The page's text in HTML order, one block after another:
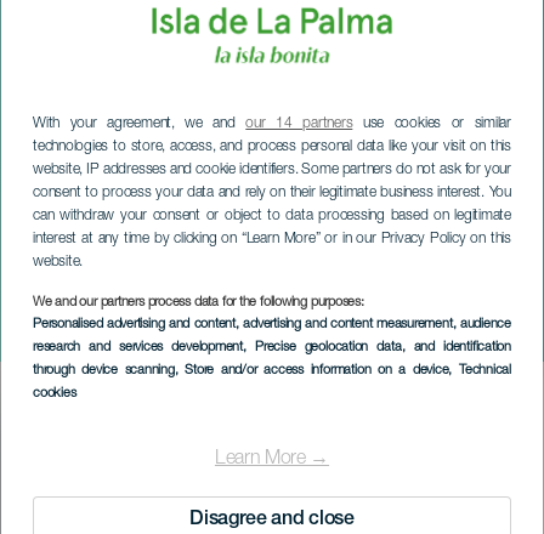
With your agreement, we andour 14 partnersuse cookies or similar
technologies to store, access, and process personal data like your visit on this
website, IP addresses and cookie identifiers. Some partners do not ask for your
consent to process your data and rely on their legitimate business interest. You
can withdraw your consent or object to data processing based on legitimate
interest at any time by clicking on “Learn More” or in our Privacy Policy on this
website.
We and our partners process data for the following purposes:
Personalised advertising and content, advertising and content measurement, audience
research and services development, Precise geolocation data, and identification
through device scanning, Store and/or access information on a device, Technical
cookies
Learn More →
Disagree and close
Ascension du Trou Mazo
LA PALMA
Imagen